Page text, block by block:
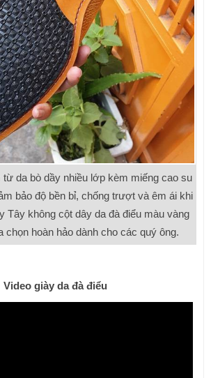
da bò dầy nhiều lớp kèm miếng cao su
bảo độ bền bỉ, chống trượt và êm ái khi
Tây không cột dây da đà điểu màu vàng
chọn hoàn hảo dành cho các quý ông.
Video giày da đà điểu